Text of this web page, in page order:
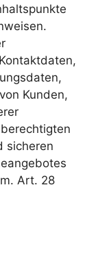
Kunden,
sicheren
Art. 28